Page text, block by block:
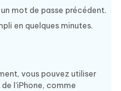
mot de passe précédent.
en quelques minutes.
vous pouvez utiliser
l'iPhone, comme